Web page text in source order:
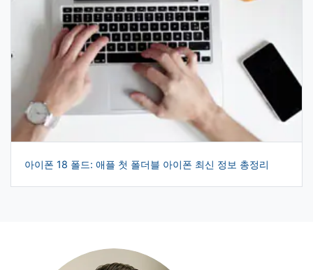
아이폰 18 폴드: 애플 첫 폴더블 아이폰 최신 정보 총정리